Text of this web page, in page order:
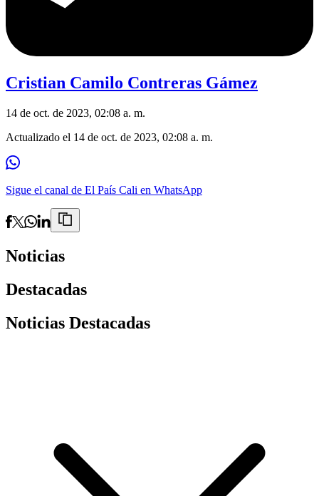
Cristian Camilo Contreras Gámez
14 de oct. de 2023, 02:08 a. m.
Actualizado el 14 de oct. de 2023, 02:08 a. m.
Sigue el canal de El País Cali en WhatsApp
Noticias
Destacadas
Noticias Destacadas